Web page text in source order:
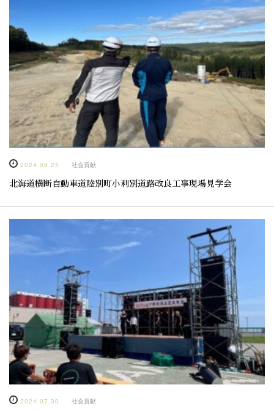
2024.09.25 社会貢献
北海道横断自動車道陸別町小利別道路改良工事現場見学会
2024.07.30 社会貢献